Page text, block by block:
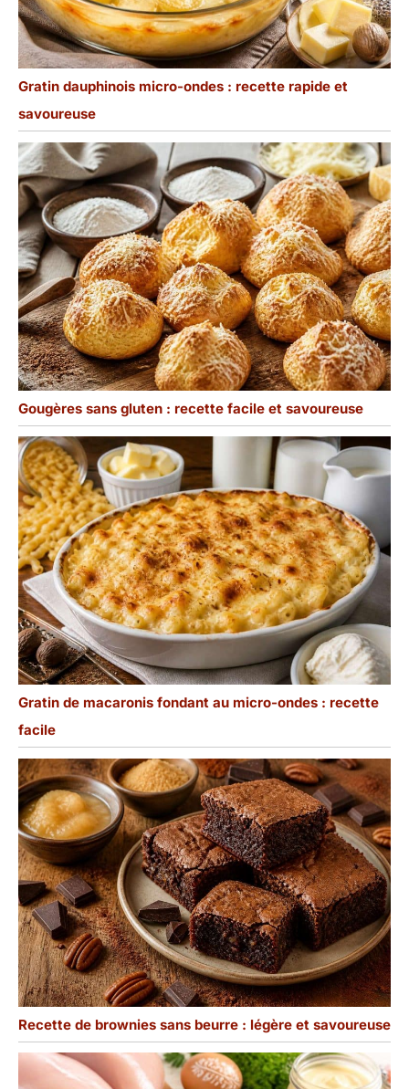
Gratin dauphinois micro-ondes : recette rapide et
savoureuse
Gougères sans gluten : recette facile et savoureuse
Gratin de macaronis fondant au micro-ondes : recette
facile
Recette de brownies sans beurre : légère et savoureuse